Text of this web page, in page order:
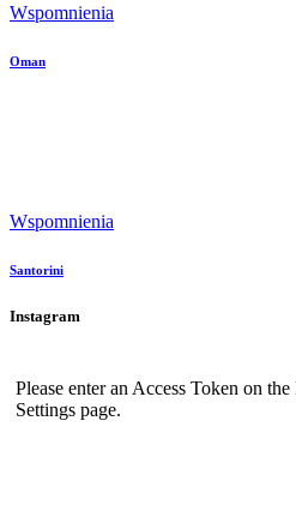
Wspomnienia
Oman
Wspomnienia
Santorini
Instagram
Please enter an Access Token on
Settings page.